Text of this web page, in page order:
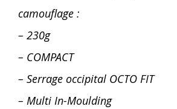
camouflage :
– 230g
– COMPACT
– Serrage occipital OCTO FIT
– Multi In-Moulding